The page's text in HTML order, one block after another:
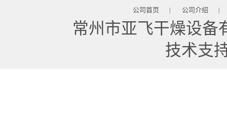
公司首页 公司介绍
常州市亚飞干燥设备
技术支